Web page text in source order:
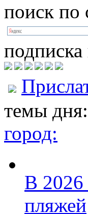
поиск по
темы дня:
город:
В 2026
пляжей